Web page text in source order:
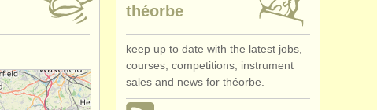
théorbe
keep up to date with the latest jobs,
courses, competitions, instrument
sales and news for théorbe.